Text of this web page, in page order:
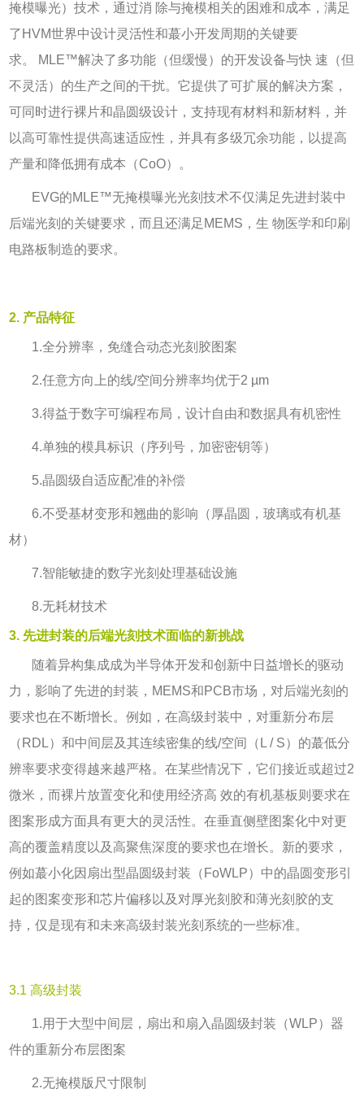
掩模曝光）技术，通过消 除与掩模相关的困难和成本，满足
了 HVM世界中设计灵活性和蕞小开发周期的关键要
求。
MLE™解决了多功能（但缓慢）的开发设备与快 速（但
不灵活）的生产之间的干扰。它提供了可扩展的解决方案，
可同时进行裸片和晶圆级设计，支持现有材料和新材料，并
以高可靠性提供高速适应性，并具有多级冗余功能，以提高
产量和降低拥有成本（CoO）。
EVG的MLE™无掩模曝光光刻技术不仅满足先进封装中
后端光刻的关键要求，而且还满足 MEMS ，生 物医学和印刷
电路板制造的要求。
2. 产品特征
1.全分辨率，免缝合动态光刻胶图案
2.任意方向上的线/空间分辨率均优于2 µm
3.得益于数字可编程布局，设计自由和数据具有机密性
4.单独的模具标识（序列号，加密密钥等）
5.晶圆级自适应配准的补偿
6.不受基材变形和翘曲的影响（厚晶圆，玻璃或有机基
材）
7.智能敏捷的数字光刻处理基础设施
8.无耗材技术
3. 先进封装的后端光刻技术面临的新挑战
随着异构集成成为半导体开发和创新中日益增长的驱动
力，影响了先进的封装， MEMS和PCB市场，对后端光刻的
要求也在不断增长。例如，在高级封装中，对重新分布层
（ RDL）和中间层及其连续密集的线/空间（ L / S）的蕞低分
辨率要求变得越来越严格。在某些情况下，它们接近或超过2
微米，而裸片放置变化和使用经济高 效的有机基板则要求在
图案形成方面具有更大的灵活性。在垂直侧壁图案化中对更
高的覆盖精度以及高聚焦深度的要求也在增长。新的要求，
例如蕞小化因扇出型晶圆级封装（ FoWLP）中的晶圆变形引
起的图案变形和芯片偏移以及对厚光刻胶和薄光刻胶的支
持，仅是现有和未来高级封装光刻系统的一些标准。
3.1 高级封装
1.用于大型中间层，扇出和扇入晶圆级封装（WLP）器
件的重新分布层图案
2.无掩模版尺寸限制